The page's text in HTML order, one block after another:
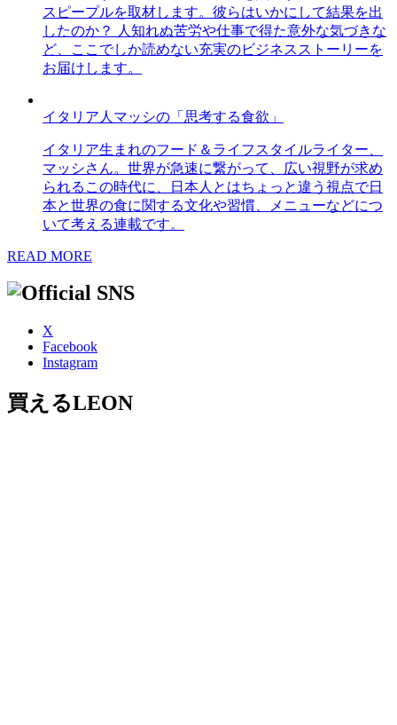
スピープルを取材します。彼らはいかにして結果を出
したのか？ 人知れぬ苦労や仕事で得た意外な気づきな
ど、ここでしか読めない充実のビジネスストーリーを
お届けします。
イタリア人マッシの「思考する食欲」
イタリア生まれのフード＆ライフスタイルライター、
マッシさん。世界が急速に繋がって、広い視野が求め
られるこの時代に、日本人とはちょっと違う視点で日
本と世界の食に関する文化や習慣、メニューなどにつ
いて考える連載です。
READ MORE
X
Facebook
Instagram
買えるLEON